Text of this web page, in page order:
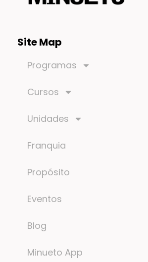
Site Map
Programas
Cursos
Unidades
Franquia
Propósito
Eventos
Blog
Minueto App